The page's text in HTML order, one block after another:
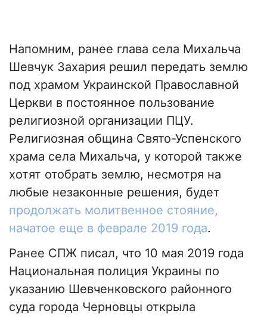
Напомним, ранее глава села Михальча
Шевчук Захария решил передать землю
под храмом Украинской Православной
Церкви в постоянное пользование
религиозной организации ПЦУ.
Религиозная община Свято-Успенского
храма села Михальча, у которой также
хотят отобрать землю, несмотря на
любые незаконные решения, будет
продолжать молитвенное стояние,
начатое еще в феврале 2019 года.
Ранее СПЖ писал, что 10 мая 2019 года
Национальная полиция Украины по
указанию Шевченковского районного
суда города Черновцы открыла